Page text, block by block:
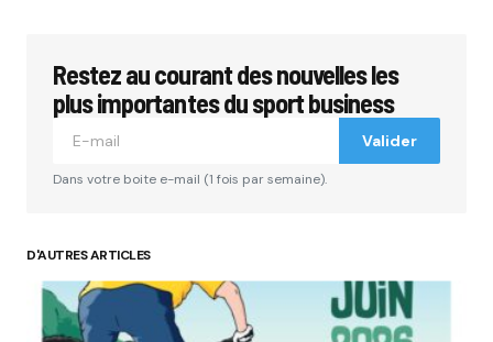
Restez au courant des nouvelles les
plus importantes du sport business
Valider
Dans votre boite e-mail (1 fois par semaine).
D'AUTRES ARTICLES